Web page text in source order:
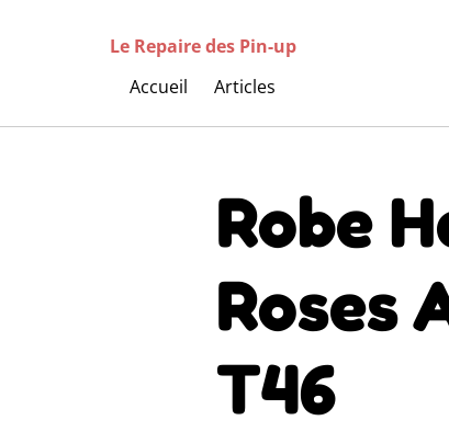
Le Repaire des Pin-up
Accueil
Articles
Robe
Roses
T46